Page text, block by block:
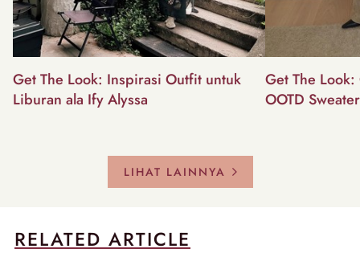
Get The Look: Inspirasi Outfit untuk
Liburan ala Ify Alyssa
Get The
OOTD
LIHAT LAINNYA
RELATED ARTICLE